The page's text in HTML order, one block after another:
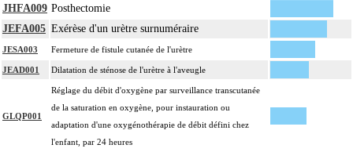
JHFA009 Posthectomie
JEFA005 Exérèse d'un urètre surnuméraire
JESA003 Fermeture de fistule cutanée de l'urètre
JEAD001 Dilatation de sténose de l'urètre à l'aveugle
GLQP001
Réglage du débit d'oxygène par surveillance transcutanée
de la saturation en oxygène, pour instauration ou
adaptation d'une oxygénothérapie de débit défini chez
l'enfant, par 24 heures